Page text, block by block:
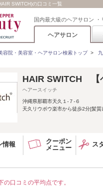
SWITCH)の口コミ一覧
国内最大級のヘアサロン
ヘアサロン
容院・美容室・ヘアサロン検索トップ>
HAIR SWITCH 【
ヘアースイッチ
沖縄県那覇市天久１‐７‐６
天久リウボウ楽市から徒歩2分[髪
情報
クーポン
メニュー
ス
口コミの平均点です。